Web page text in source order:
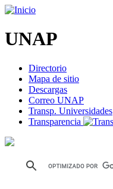
UNAP
Directorio
Mapa de sitio
Descargas
Correo UNAP
Transp. Universidades
Transparencia